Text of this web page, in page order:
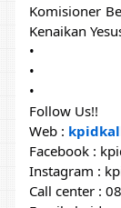
Komisioner
Kenaikan
•
•
•
Follow Us!!
Web :
Facebook :
Instagram :
Call center :